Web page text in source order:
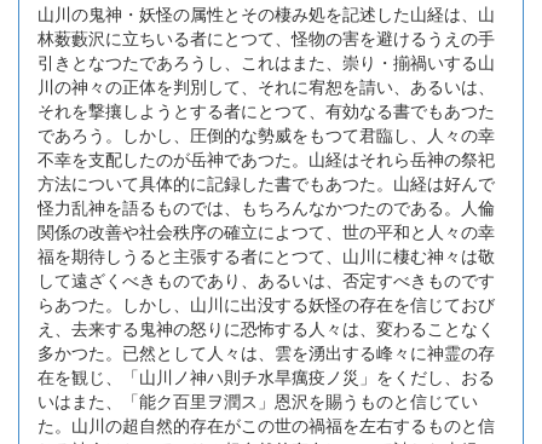
山川の鬼神・妖怪の属性とその棲み処を記述した山経は、山
林薮藪沢に立ちいる者にとつて、怪物の害を避けるうえの手
引きとなつたであろうし、これはまた、崇り・揃禍いする山
川の神々の正体を判別して、それに宥恕を請い、あるいは、
それを撃攘しようとする者にとつて、有効なる書でもあつた
であろう。しかし、圧倒的な勢威をもつて君臨し、人々の幸
不幸を支配したのが岳神であつた。山経はそれら岳神の祭祀
方法について具体的に記録した書でもあつた。山経は好んで
怪力乱神を語るものでは、もちろんなかつたのである。人倫
関係の改善や社会秩序の確立によつて、世の平和と人々の幸
福を期待しうると主張する者にとつて、山川に棲む神々は敬
して遠ざくべきものであり、あるいは、否定すべきものです
らあつた。しかし、山川に出没する妖怪の存在を信じておび
え、去来する鬼神の怒りに恐怖する人々は、変わることなく
多かつた。已然として人々は、雲を湧出する峰々に神霊の存
在を観じ、「山川ノ神ハ則チ水旱癘疫ノ災」をくだし、おる
いはまた、「能ク百里ヲ潤ス」恩沢を賜うものと信じてい
た。山川の超自然的存在がこの世の禍福を左右するものと信